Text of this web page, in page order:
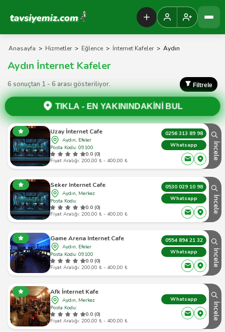
Tavsiyemiz Anasayfa
Anasayfa > Hizmetler > Eğlence > İnternet Kafeler > Aydın
Aydın İnternet Kafeler
6 sonuçtan 1 - 6 arası gösteriliyor. Filtrele
TIKLA - EN YAKININDAKİNİ BUL
Uzay İnternet Cafe
Aydın, Efeler
Posta Kodu: 09100
0.0 (0)
Fiyat Aralığı: 200,00 ₺ - 400,00 ₺
0256 313 89 98
Whatsapp
İncele
Seker Internet Cafe
Aydın, Merkez
Posta Kodu:
0.0 (0)
Fiyat Aralığı: 200,00 ₺ - 400,00 ₺
0530 029 10 98
Whatsapp
İncele
Game Arena Internet Cafe
Aydın, Efeler
Posta Kodu: 09100
0.0 (0)
Fiyat Aralığı: 200,00 ₺ - 400,00 ₺
0554 894 21 32
Whatsapp
İncele
Afk İnternet Kafe
Aydın, Merkez
Posta Kodu:
0.0 (0)
Fiyat Aralığı: 200,00 ₺ - 400,00 ₺
Whatsapp
İncele